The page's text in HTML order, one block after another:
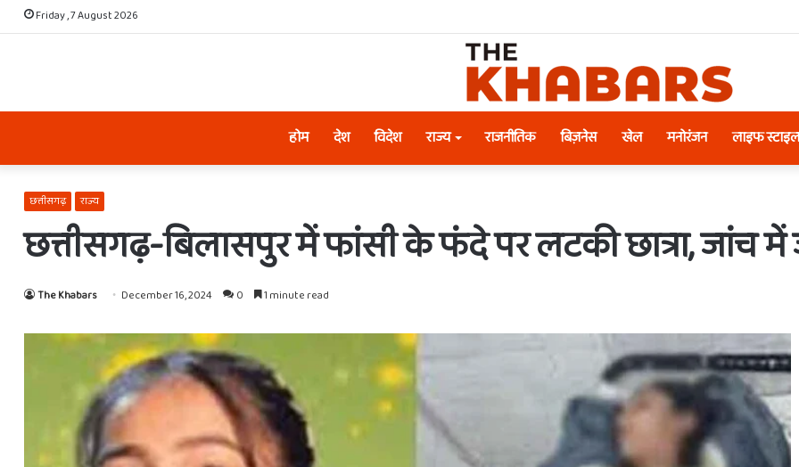
Friday , 7 August 2026
होम देश विदेश राज्य राजनीतिक बिज़नेस खेल मनोरंजन लाइफ स्टाइल
छत्तीसगढ़ राज्य
छत्तीसगढ़-बिलासपुर में फांसी के फंदे पर लटकी छात्रा, जांच
The Khabars December 16, 2024 0 1 minute read